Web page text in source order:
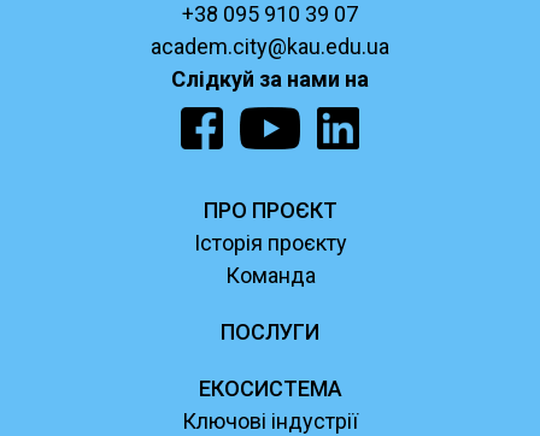
+38 095 910 39 07
academ.city@kau.edu.ua
Слідкуй за нами на
ПРО ПРОЄКТ
Історія проєкту
Команда
ПОСЛУГИ
ЕКОСИСТЕМА
Ключові індустрії